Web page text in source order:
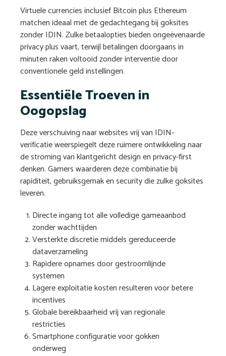
Virtuele currencies inclusief Bitcoin plus Ethereum
matchen ideaal met de gedachtegang bij goksites
zonder IDIN. Zulke betaalopties bieden ongeëvenaarde
privacy plus vaart, terwijl betalingen doorgaans in
minuten raken voltooid zonder interventie door
conventionele geld instellingen.
Essentiële Troeven in
Oogopslag
Deze verschuiving naar websites vrij van IDIN-
verificatie weerspiegelt deze ruimere ontwikkeling naar
de stroming van klantgericht design en privacy-first
denken. Gamers waarderen deze combinatie bij
rapiditeit, gebruiksgemak en security die zulke goksites
leveren.
Directe ingang tot alle volledige gameaanbod
zonder wachttijden
Versterkte discretie middels gereduceerde
dataverzameling
Rapidere opnames door gestroomlijnde
systemen
Lagere exploitatie kosten resulteren voor betere
incentives
Globale bereikbaarheid vrij van regionale
restricties
Smartphone configuratie voor gokken
onderweg